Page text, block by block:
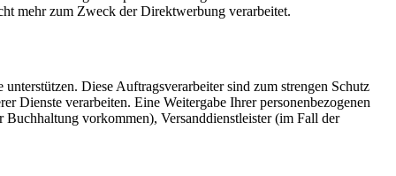
mehr zum Zweck der Direktwerbung verarbeitet.
Diese Auftragsverarbeiter sind zum strengen Schutz
Dienste verarbeiten. Eine Weitergabe Ihrer personenbezogenen
vorkommen), Versanddienstleister (im Fall der